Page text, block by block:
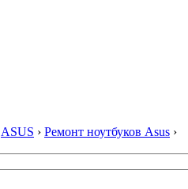
ASUS › Ремонт ноутбуков Asus ›